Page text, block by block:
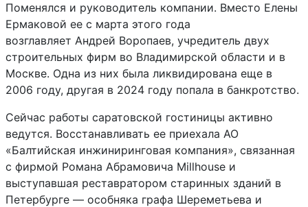
Поменялся и руководитель компании. Вместо Елены
Ермаковой ее с марта этого года
возглавляет Андрей Воропаев, учредитель двух
строительных фирм во Владимирской области и в
Москве. Одна из них была ликвидирована еще в
2006 году, другая в 2024 году попала в банкротство.
Сейчас работы саратовской гостиницы активно
ведутся. Восстанавливать ее приехала АО
«Балтийская инжиниринговая компания», связанная
с фирмой Романа Абрамовича Millhouse и
выступавшая реставратором старинных зданий в
Петербурге — особняка графа Шереметьева и